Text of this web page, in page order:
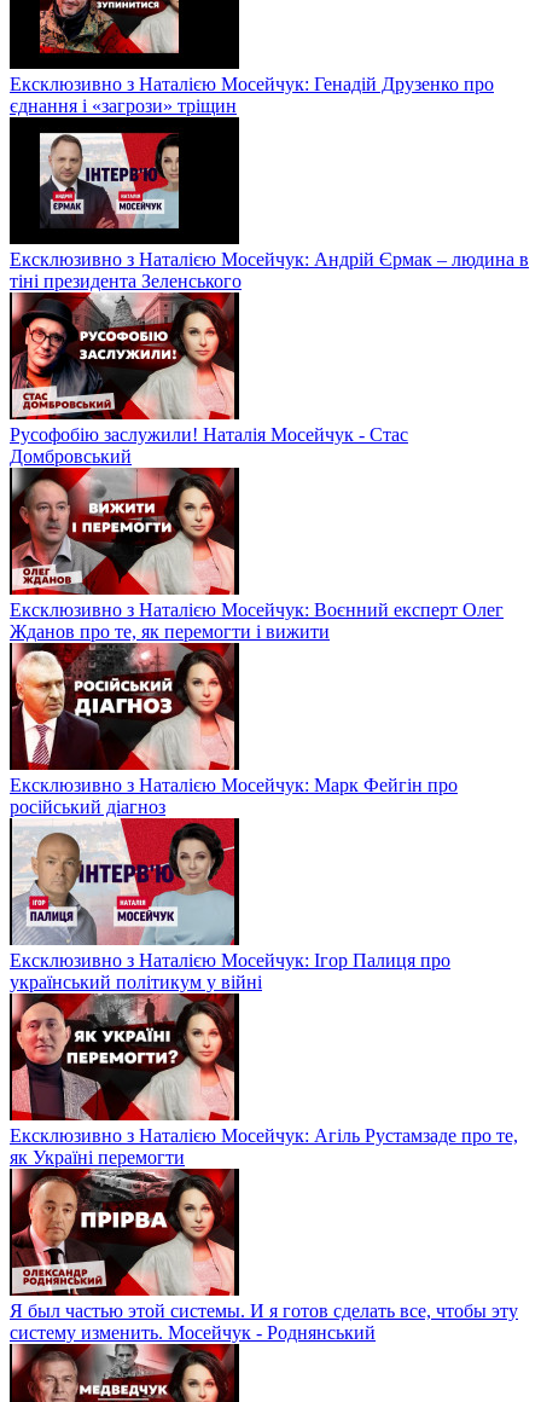
Ексклюзивно з Наталією Мосейчук: Генадій Друзенко про
єднання і «загрози» тріщин
Ексклюзивно з Наталією Мосейчук: Андрій Єрмак – людина в
тіні президента Зеленського
Русофобію заслужили! Наталія Мосейчук - Стас
Домбровський
Ексклюзивно з Наталією Мосейчук: Воєнний експерт Олег
Жданов про те, як перемогти і вижити
Ексклюзивно з Наталією Мосейчук: Марк Фейгін про
російський діагноз
Ексклюзивно з Наталією Мосейчук: Ігор Палиця про
український політикум у війні
Ексклюзивно з Наталією Мосейчук: Агіль Рустамзаде про те,
як Україні перемогти
Я был частью этой системы. И я готов сделать все, чтобы эту
систему изменить. Мосейчук - Роднянський